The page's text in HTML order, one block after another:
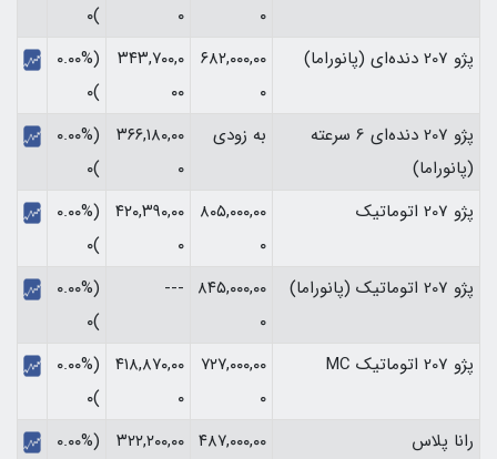
۰
۰
)۰
پژو 207 دنده‌ای (پانوراما)
۶۸۲,۰۰۰,۰۰
۰
۳۴۳,۷۰۰,۰
۰۰
(۰.۰۰%
)۰
پژو 207 دنده‌ای 6 سرعته
(پانوراما)
به زودی
۳۶۶,۱۸۰,۰۰
۰
(۰.۰۰%
)۰
پژو 207 اتوماتیک
۸۰۵,۰۰۰,۰۰
۰
۴۲۰,۳۹۰,۰۰
۰
(۰.۰۰%
)۰
پژو 207 اتوماتیک (پانوراما)
۸۴۵,۰۰۰,۰۰
۰
---
(۰.۰۰%
)۰
پژو 207 اتوماتیک MC
۷۲۷,۰۰۰,۰۰
۰
۴۱۸,۸۷۰,۰۰
۰
(۰.۰۰%
)۰
رانا پلاس
۴۸۷,۰۰۰,۰۰ ۳۲۲,۲۰۰,۰۰
(۰.۰۰%